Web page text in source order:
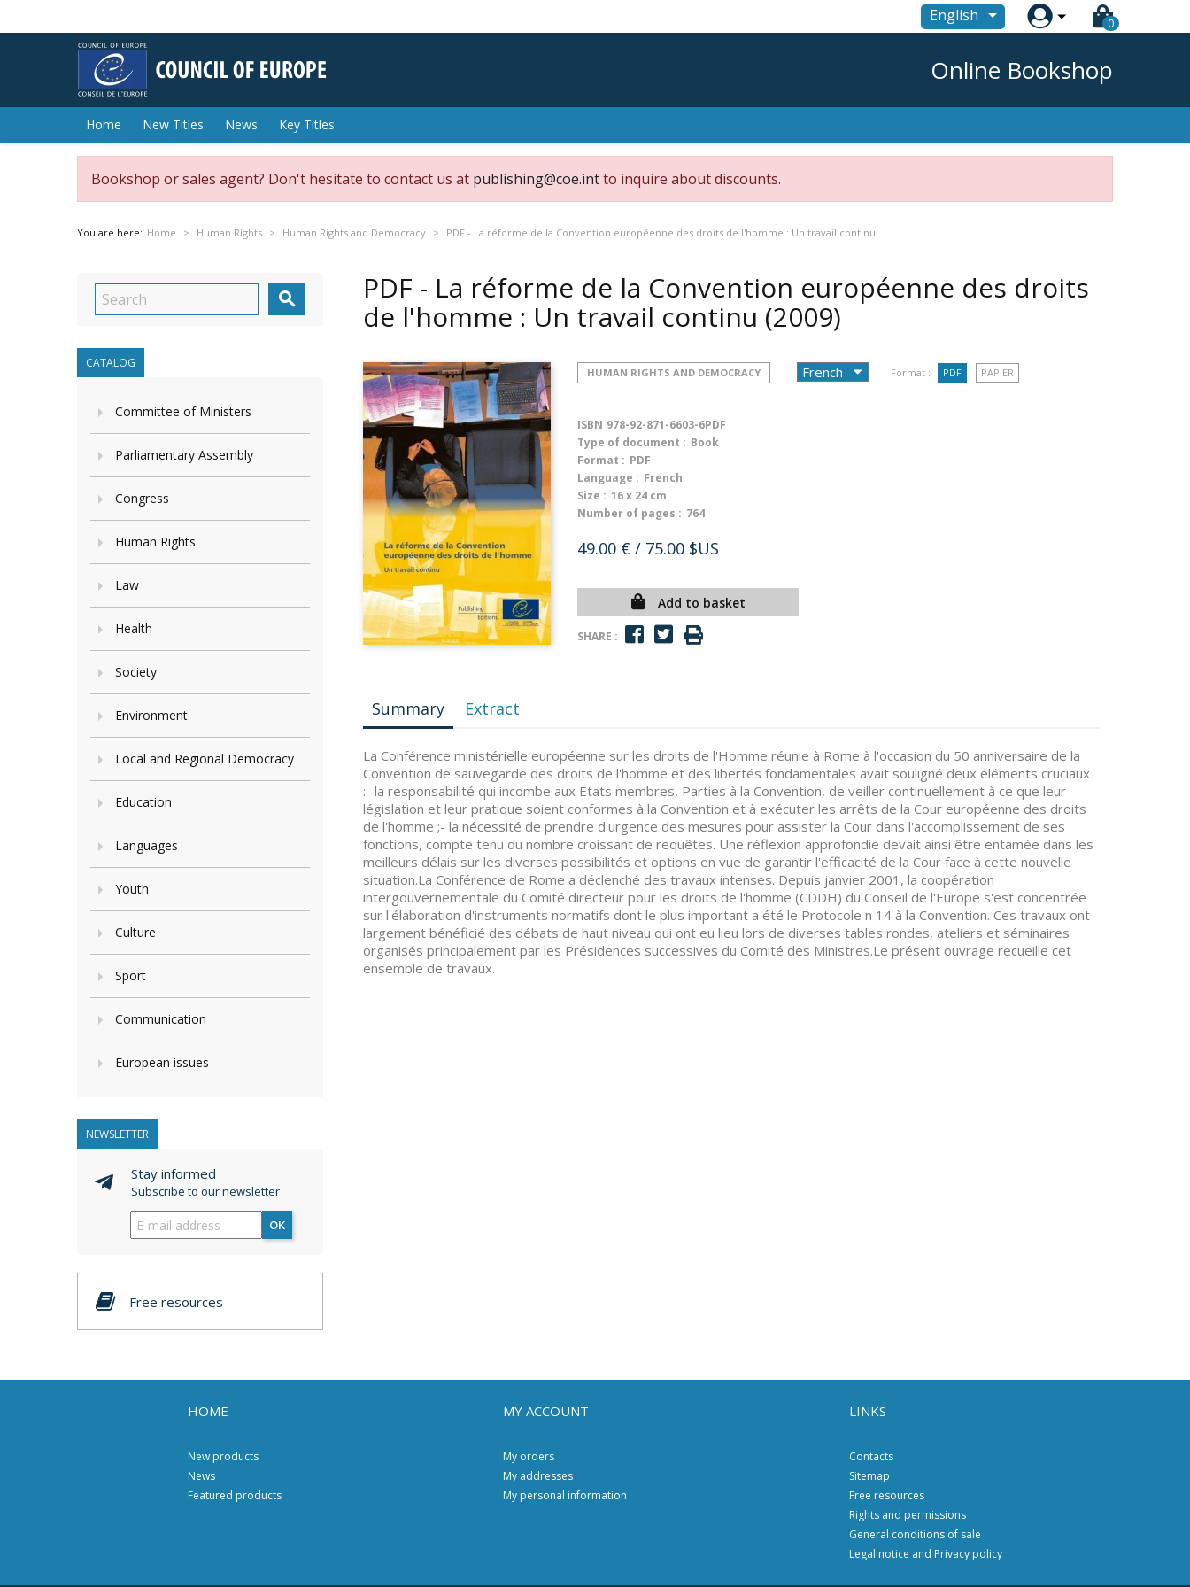
English  0
Online Bookshop
Home New Titles News Key Titles
Bookshop or sales agent? Don't hesitate to contact us at publishing@coe.intto inquire about discounts.
You are here: Home Human Rights Human Rights and Democracy PDF - La réforme de la Convention européenne des droits de l'homme : Un travail continu

CATALOG
Committee of Ministers
Parliamentary Assembly
Congress
Human Rights
Law
Health
Society
Environment
Local and Regional Democracy
Education
Languages
Youth
Culture
Sport
Communication
European issues
NEWSLETTER
Stay informed
Subscribe to our newsletter
OK
Free resources
PDF - La réforme de la Convention européenne des droits
de l'homme : Un travail continu (2009)
HUMAN RIGHTS AND DEMOCRACY Format : PDF PAPIER
ISBN 978-92-871-6603-6PDF
Type of document : Book
Format : PDF
Language : French
Size : 16 x 24 cm
Number of pages : 764
49.00 € / 75.00 $US
Add to basket
SHARE :
Summary Extract
La Conférence ministérielle européenne sur les droits de l'Homme réunie à Rome à l'occasion du 50 anniversaire de la
Convention de sauvegarde des droits de l'homme et des libertés fondamentales avait souligné deux éléments cruciaux
:- la responsabilité qui incombe aux Etats membres, Parties à la Convention, de veiller continuellement à ce que leur
législation et leur pratique soient conformes à la Convention et à exécuter les arrêts de la Cour européenne des droits
de l'homme ;- la nécessité de prendre d'urgence des mesures pour assister la Cour dans l'accomplissement de ses
fonctions, compte tenu du nombre croissant de requêtes. Une réflexion approfondie devait ainsi être entamée dans les
meilleurs délais sur les diverses possibilités et options en vue de garantir l'efficacité de la Cour face à cette nouvelle
situation.La Conférence de Rome a déclenché des travaux intenses. Depuis janvier 2001, la coopération
intergouvernementale du Comité directeur pour les droits de l'homme (CDDH) du Conseil de l'Europe s'est concentrée
sur l'élaboration d'instruments normatifs dont le plus important a été le Protocole n 14 à la Convention. Ces travaux ont
largement bénéficié des débats de haut niveau qui ont eu lieu lors de diverses tables rondes, ateliers et séminaires
organisés principalement par les Présidences successives du Comité des Ministres.Le présent ouvrage recueille cet
ensemble de travaux.
HOME
New products
News
Featured products
MY ACCOUNT
My orders
My addresses
My personal information
LINKS
Contacts
Sitemap
Free resources
Rights and permissions
General conditions of sale
Legal notice and Privacy policy